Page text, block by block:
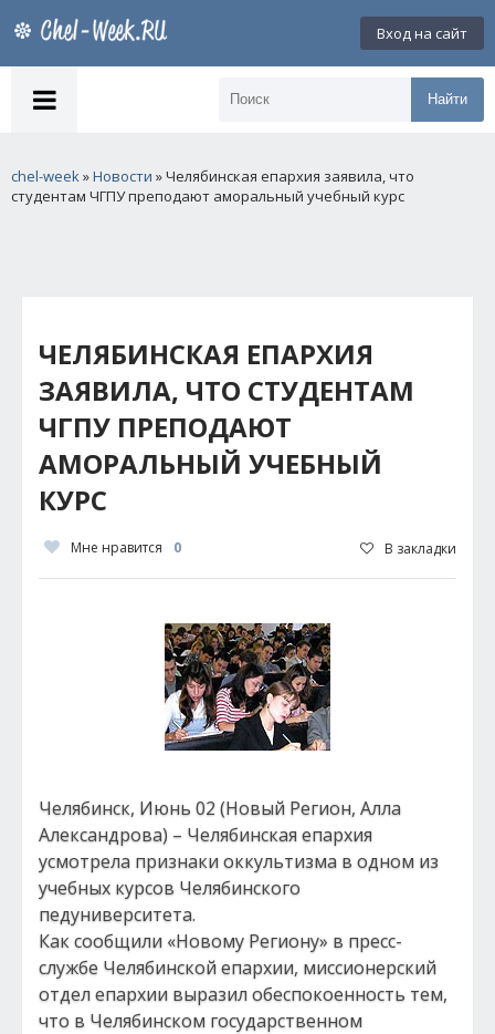
Вход на сайт
Найти
chel-week»Новости » Челябинская епархия заявила, что
студентам ЧГПУ преподают аморальный учебный курс
ЧЕЛЯБИНСКАЯ ЕПАРХИЯ
ЗАЯВИЛА, ЧТО СТУДЕНТАМ
ЧГПУ ПРЕПОДАЮТ
АМОРАЛЬНЫЙ УЧЕБНЫЙ
КУРС
Мне нравится 0 В закладки
Челябинск, Июнь 02 (Новый Регион, Алла
Александрова) – Челябинская епархия
усмотрела признаки оккультизма в одном из
учебных курсов Челябинского
педуниверситета.
Как сообщили «Новому Региону» в пресс-
службе Челябинской епархии, миссионерский
отдел епархии выразил обеспокоенность тем,
что в Челябинском государственном